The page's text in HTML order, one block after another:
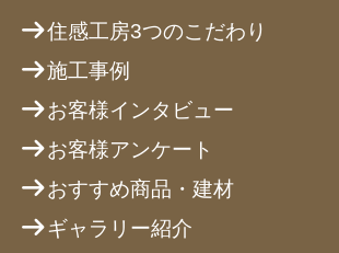
住感工房3つのこだわり
施工事例
お客様インタビュー
お客様アンケート
おすすめ商品・建材
ギャラリー紹介